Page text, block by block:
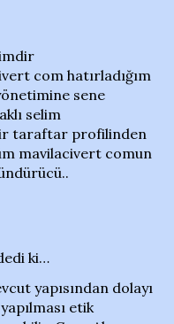
com hatırladığım
sene
selim
taraftar profilinden
mavilacivert comun
ki…
yapısından dolayı
etik